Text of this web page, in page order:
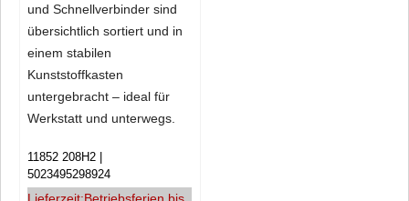
und Schnellverbinder sind
übersichtlich sortiert und in
einem stabilen
Kunststoffkasten
untergebracht – ideal für
Werkstatt und unterwegs.
11852 208H2
5023495298924
Lieferzeit:Betriebsferien bis